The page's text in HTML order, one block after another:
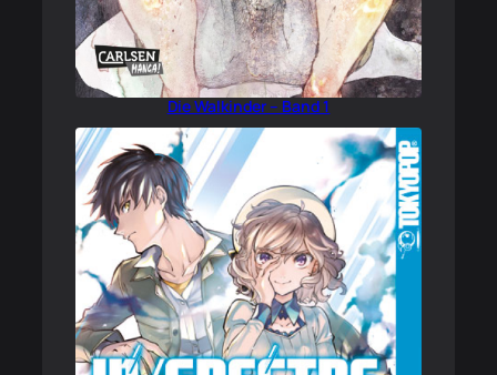
Die Walkinder – Band 1